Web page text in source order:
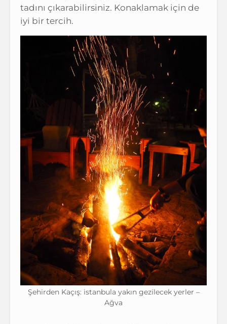
tadını çıkarabilirsiniz. Konaklamak için de
iyi bir tercih.
Şehirden Kaçış: istanbula yakın gezilecek yerler –
Ağva